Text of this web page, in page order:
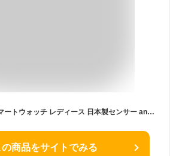
【楽天1位獲得】スマートウォッチ レディース 日本製センサー android iphone 対応 血中酸素濃度 スマートブレスレット 通話機能 腕時計 メンズ 健康管理 心拍数 運動記録 通知 日本語説明書 3ATM防水 歩数計 カロリー 睡眠
の商品をサイトでみる